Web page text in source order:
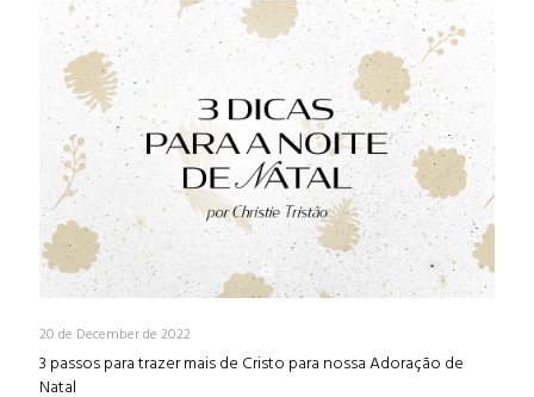
20 de December de 2022
3 passos para trazer mais de Cristo para nossa Adoração de
Natal